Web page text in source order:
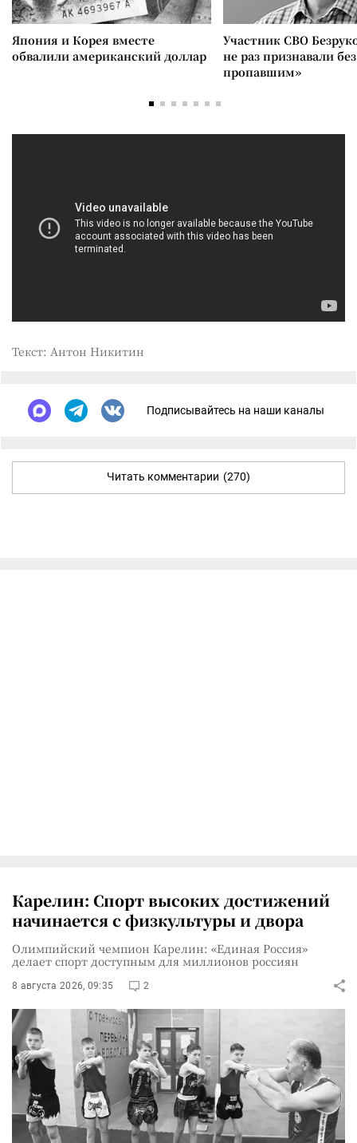
Япония и Корея вместе
обвалили американский доллар
Участник СВО
не раз признавали
пропавшим»
Текст: Антон Никитин
Подписывайтесь на наши каналы
Читать комментарии (270)
Карелин: Спорт высоких достижений
начинается с физкультуры и двора
Олимпийский чемпион Карелин: «Единая Россия»
делает спорт доступным для миллионов россиян
8 августа 2026, 09:35 2